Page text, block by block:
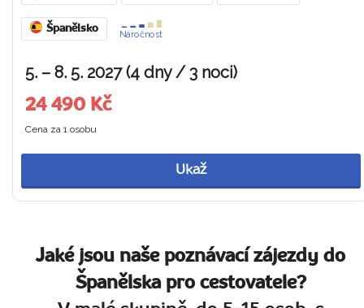
Španělsko
Náročnost
5. – 8. 5. 2027 (4 dny / 3 noci)
24 490 Kč
Cena za 1 osobu
Ukaž
Jaké jsou naše poznávací zájezdy do
Španělska pro cestovatele?